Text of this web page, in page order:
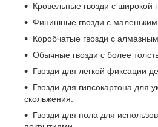
Кровельные гвозди с широкой
Финишные гвозди с
Коробчатые гвозди с
Обычные гвозди с более
Гвозди для лёгкой фиксации
Гвозди для гипсокартона для
скольжения.
Гвозди для пола для